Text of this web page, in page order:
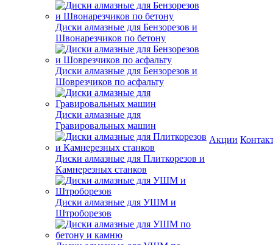
Диски алмазные для Бензорезов и
Швонарезчиков по бетону
Диски алмазные для Бензорезов и
Шоврезчиков по асфальту
Диски алмазные для
Гравировальных машин
Диски алмазные для Плиткорезов и
Камнерезных станков
Диски алмазные для УШМ и
Штроборезов
Акции